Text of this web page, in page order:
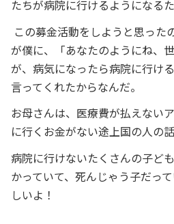
たちが病院に行けるようになる
この募金活動をしようと思った
が僕に、「あなたのようにね、
が、病気になったら病院に行け
言ってくれたからなんだ。
お母さんは、医療費が払えない
に行くお金がない途上国の人の
病院に行けないたくさんの子ど
かっていて、死んじゃう子だっ
しいよ！